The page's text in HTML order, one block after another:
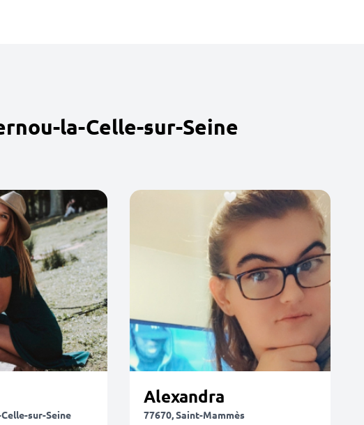
la-Celle-sur-Seine
sur-Seine
Alexandra
77670, Saint-Mammès